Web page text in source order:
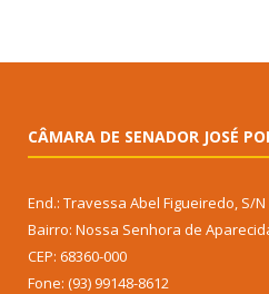
CÂMARA DE SENADOR JOSÉ
End.: Travessa Abel Figueiredo, S/N
Bairro: Nossa Senhora de
CEP: 68360-000
Fone: (93) 99148-8612